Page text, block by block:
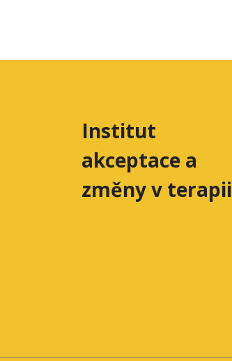
Institut
akceptace a
změny v terapii